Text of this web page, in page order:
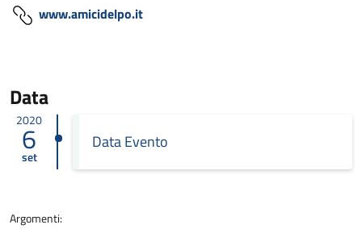
www.amicidelpo.it
Data
2020
6
set
Data Evento
Argomenti: